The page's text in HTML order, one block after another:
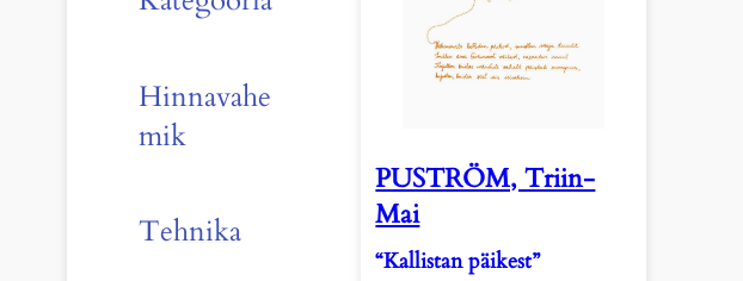
Hinnavahe
mik
Tehnika
PUSTRÖM, Triin-
Mai
“Kallistan päikest”